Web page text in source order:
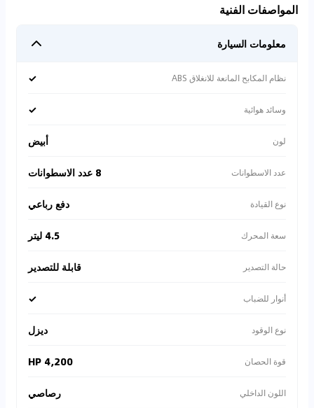
المواصفات الفنية
معلومات السيارة
نظام المكابح المانعة للانغلاق ABS ✓
وسائد هوائية ✓
لون أبيض
عدد الاسطوانات 8 عدد الاسطوانات
نوع القيادة دفع رباعي
سعة المحرك 4.5 ليتر
حالة التصدير قابلة للتصدير
أنوار للضباب ✓
نوع الوقود ديزل
قوة الحصان 4,200 HP
اللون الداخلي رصاصي